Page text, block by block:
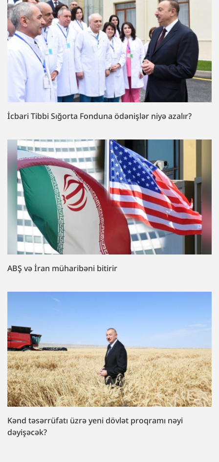
İcbari Tibbi Sığorta Fonduna ödənişlər niyə azalır?
ABŞ və İran müharibəni bitirir
Kənd təsərrüfatı üzrə yeni dövlət proqramı nəyi
dəyişəcək?